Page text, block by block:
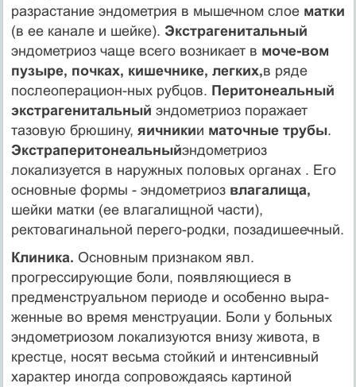
разрастание эндометрия в мышечном слое матки
(в ее канале и шейке). Экстрагенитальный
эндометриоз чаще всего возникает в моче-вом
пузыре, почках, кишечнике, легких,в ряде
послеоперацион-ных рубцов. Перитонеальный
экстрагенитальный эндометриоз поражает
тазовую брюшину, яичникии маточные трубы.
Экстраперитонеальныйэндометриоз
локализуется в наружных половых органах . Его
основные формы - эндометриоз влагалища,
шейки матки (ее влагалищной части),
ректовагинальной перего-родки, позадишеечный.
Клиника. Основным признаком явл.
прогрессирующие боли, появляющиеся в
предменструальном периоде и особенно выра-
женные во время менструации. Боли у больных
эндометриозом локализуются внизу живота, в
крестце, носят весьма стойкий и интенсивный
характер иногда сопровождаясь картиной